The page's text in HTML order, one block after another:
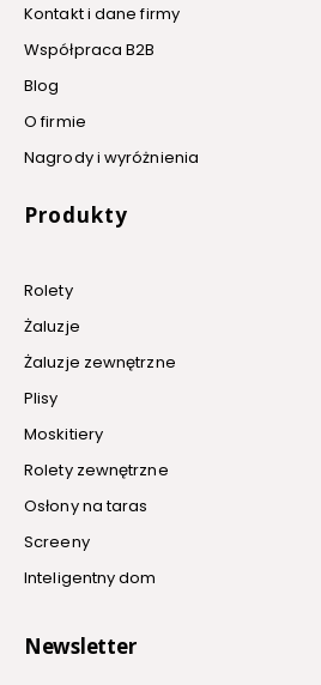
Kontakt i dane firmy
Współpraca B2B
Blog
O firmie
Nagrody i wyróżnienia
Produkty
Rolety
Żaluzje
Żaluzje zewnętrzne
Plisy
Moskitiery
Rolety zewnętrzne
Osłony na taras
Screeny
Inteligentny dom
Newsletter